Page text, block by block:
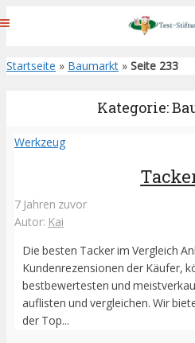
Startseite » Baumarkt » Seite 233
Kategorie:
Werkzeug
7 Jahren zuvor
Autor: Kai
Die besten Tacker im Vergleich
Kundenrezensionen der Käufer,
bestbewertesten und
auflisten und vergleichen. Wir
der Top...